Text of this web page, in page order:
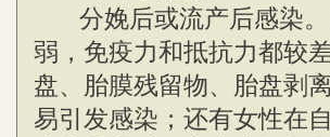
分娩后或流产后感染。
弱，免疫力和抵抗力都较
盘、胎膜残留物、胎盘剥
易引发感染；还有女性在